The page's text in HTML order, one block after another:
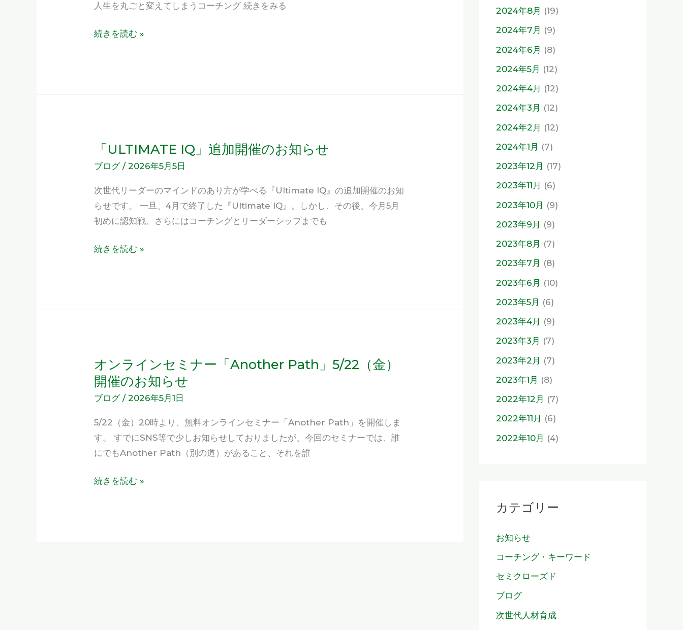
げ
げ
人生を丸ごと変えてしまうコーチング 続きをみる
グ
「人
え
る」
い
う
意
を
て
続きを読む »
「ULTIMATE IQ」追加開催のお知らせ
ブログ/2026年5月5日
次世代リーダーのマインドのあり方が学べる『Ultimate IQ』の追加開催のお知
らせです。 一旦、4月で終了した『Ultimate IQ』。しかし、その後、今月5月
初めに認知戦、さらにはコーチングとリーダーシップまでも
「ULTIMATE
IQ」
加
開
催
お
続きを読む »
オンラインセミナー「Another Path」5/22（金）
開催のお知らせ
ブログ/2026年5月1日
5/22（金）20時より、無料オンラインセミナー「Another Path」を開催しま
す。 すでにSNS等で少しお知らせしておりましたが、今回のセミナーでは、誰
にでもAnother Path（別の道）があること、それを誰
オ
ン
ラ
ン
セ
ミ
ー
続きを読む »
2024年8月 (19)
2024年7月 (9)
2024年6月 (8)
2024年5月 (12)
2024年4月 (12)
2024年3月 (12)
2024年2月 (12)
2024年1月 (7)
2023年12月 (17)
2023年11月 (6)
2023年10月 (9)
2023年9月 (9)
2023年8月 (7)
2023年7月 (8)
2023年6月 (10)
2023年5月 (6)
2023年4月 (9)
2023年3月 (7)
2023年2月 (7)
2023年1月 (8)
2022年12月 (7)
2022年11月 (6)
2022年10月 (4)
カテゴリー
お知らせ
コーチング・キーワード
セミクローズド
ブログ
次世代人材育成